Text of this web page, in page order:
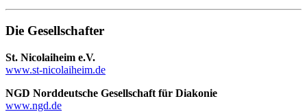
Die Gesellschafter
St. Nicolaiheim e.V.
www.st-nicolaiheim.de
NGD Norddeutsche Gesellschaft für Diakonie
www.ngd.de